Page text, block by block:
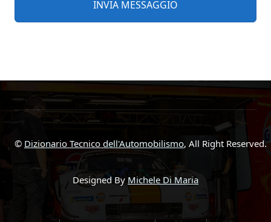
© Dizionario Tecnico dell'Automobilismo, All Right Reserved.
Designed By Michele Di Maria